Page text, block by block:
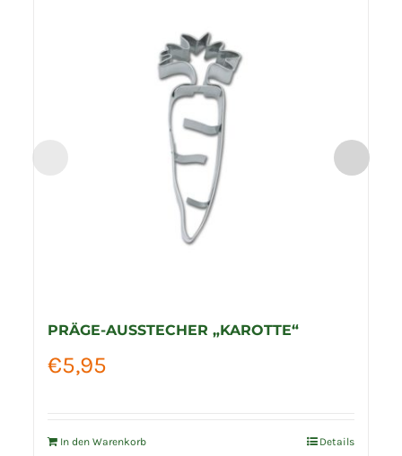
PRÄGE-AUSSTECHER „KAROTTE“
€5,95
In den Warenkorb Details